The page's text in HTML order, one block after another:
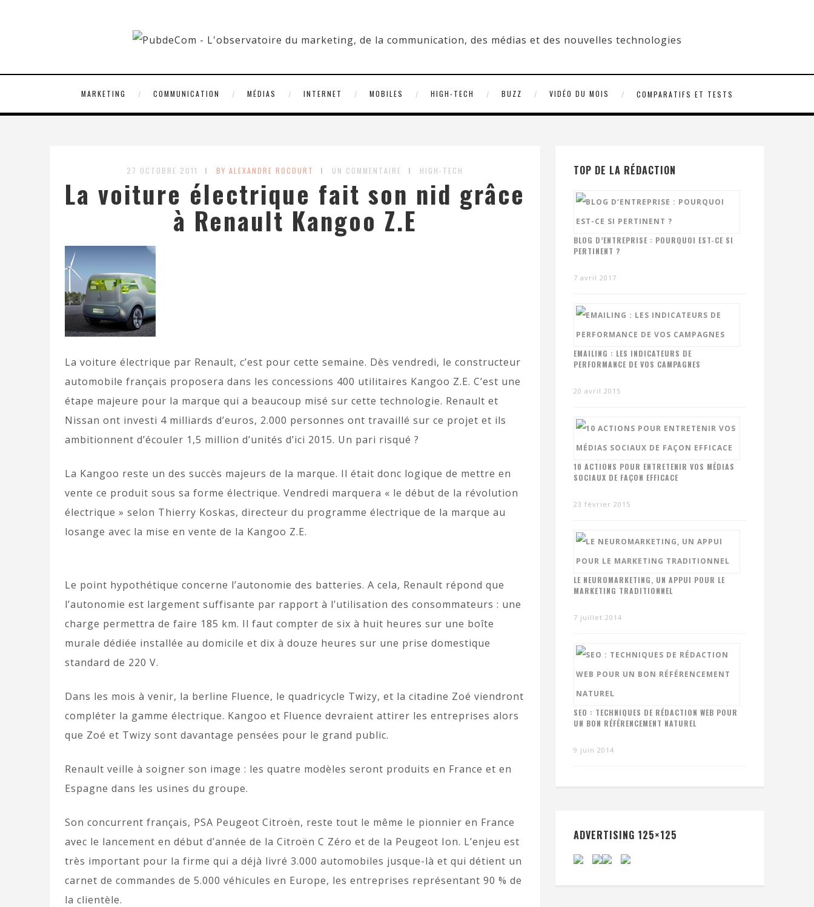
MARKETING COMMUNICATION MÉDIAS INTERNET MOBILES HIGH-TECH BUZZ VIDÉO DU MOIS COMPARATIFS ET TESTS
27 OCTOBRE 2011 BY ALEXANDRE ROCOURT UN COMMENTAIRE HIGH-TECH
La voiture électrique fait son nid grâce
à Renault Kangoo Z.E
La voiture électrique par Renault, c’est pour cette semaine. Dès vendredi, le constructeur
automobile français proposera dans les concessions 400 utilitaires Kangoo Z.E. C’est une
étape majeure pour la marque qui a beaucoup misé sur cette technologie. Renault et
Nissan ont investi 4 milliards d’euros, 2.000 personnes ont travaillé sur ce projet et ils
ambitionnent d’écouler 1,5 million d’unités d’ici 2015. Un pari risqué ?
La Kangoo reste un des succès majeurs de la marque. Il était donc logique de mettre en
vente ce produit sous sa forme électrique. Vendredi marquera « le début de la révolution
électrique » selon Thierry Koskas, directeur du programme électrique de la marque au
losange avec la mise en vente de la Kangoo Z.E.
Le point hypothétique concerne l’autonomie des batteries. A cela, Renault répond que
l’autonomie est largement suffisante par rapport à l’utilisation des consommateurs : une
charge permettra de faire 185 km. Il faut compter de six à huit heures sur une boîte
murale dédiée installée au domicile et dix à douze heures sur une prise domestique
standard de 220 V.
Dans les mois à venir, la berline Fluence, le quadricycle Twizy, et la citadine Zoé viendront
compléter la gamme électrique. Kangoo et Fluence devraient attirer les entreprises alors
que Zoé et Twizy sont davantage pensées pour le grand public.
Renault veille à soigner son image : les quatre modèles seront produits en France et en
Espagne dans les usines du groupe.
Son concurrent français, PSA Peugeot Citroën, reste tout le même le pionnier en France
avec le lancement en début d’année de la Citroën C Zéro et de la Peugeot Ion. L’enjeu est
très important pour la firme qui a déjà livré 3.000 automobiles jusque-là et qui détient un
carnet de commandes de 5.000 véhicules en Europe, les entreprises représentant 90 % de
la clientèle.
TOP DE LA RÉDACTION
BLOG D’ENTREPRISE : POURQUOI EST-CE SI
PERTINENT ?
7 avril 2017
EMAILING : LES INDICATEURS DE
PERFORMANCE DE VOS CAMPAGNES
20 avril 2015
10 ACTIONS POUR ENTRETENIR VOS MÉDIAS
SOCIAUX DE FAÇON EFFICACE
23 février 2015
LE NEUROMARKETING, UN APPUI POUR LE
MARKETING TRADITIONNEL
7 juillet 2014
SEO : TECHNIQUES DE RÉDACTION WEB POUR
UN BON RÉFÉRENCEMENT NATUREL
9 juin 2014
ADVERTISING 125×125